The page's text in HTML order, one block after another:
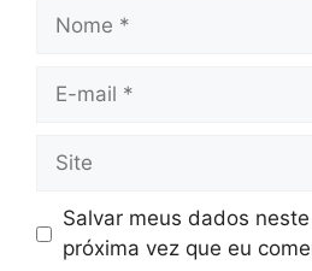
Nome
Site
Salvar meus dados
próxima vez que eu